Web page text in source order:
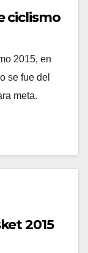
ciclismo
2015, en
se fue del
meta.
2015